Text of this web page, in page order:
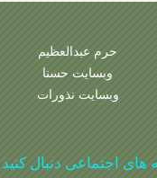
حرم عبدالعظیم
وبسایت حسنا
وبسایت نذورات
های اجتماعی دنبال کنید